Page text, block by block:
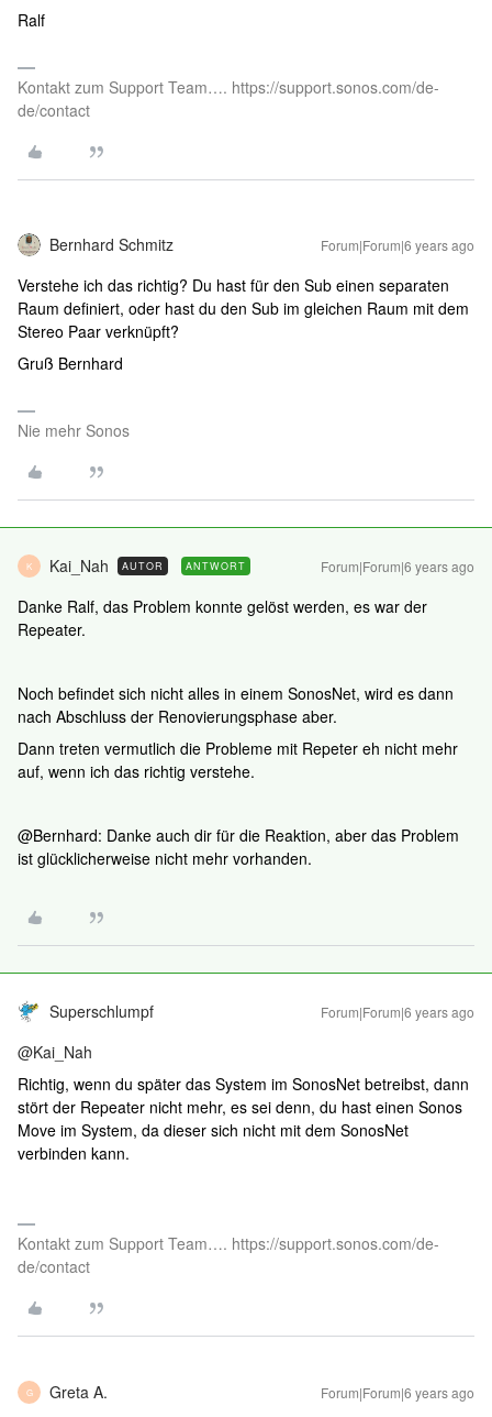
Ralf
Kontakt zum Support Team…. https://support.sonos.com/de-
de/contact
Bernhard Schmitz Forum|Forum|6 years ago
Verstehe ich das richtig? Du hast für den Sub einen separaten
Raum definiert, oder hast du den Sub im gleichen Raum mit dem
Stereo Paar verknüpft?
Gruß Bernhard
Nie mehr Sonos
K Kai_Nah AUTOR ANTWORT Forum|Forum|6 years ago
Danke Ralf, das Problem konnte gelöst werden, es war der
Repeater.
Noch befindet sich nicht alles in einem SonosNet, wird es dann
nach Abschluss der Renovierungsphase aber.
Dann treten vermutlich die Probleme mit Repeter eh nicht mehr
auf, wenn ich das richtig verstehe.
@Bernhard: Danke auch dir für die Reaktion, aber das Problem
ist glücklicherweise nicht mehr vorhanden.
Superschlumpf Forum|Forum|6 years ago
@Kai_Nah
Richtig, wenn du später das System im SonosNet betreibst, dann
stört der Repeater nicht mehr, es sei denn, du hast einen Sonos
Move im System, da dieser sich nicht mit dem SonosNet
verbinden kann.
Kontakt zum Support Team…. https://support.sonos.com/de-
de/contact
G Greta A. Forum|Forum|6 years ago